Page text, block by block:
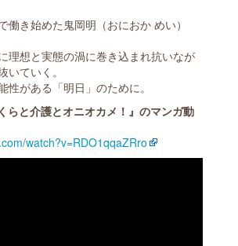
働き始めた鬼岡明（おにおか めい）
理想と実態の渦に巻き込まれ抗いなが
いていく。
性がある「明日」のために。
らと介護とオニオカメ！』のマンガ動
watch?v=RDO1qqaZRro